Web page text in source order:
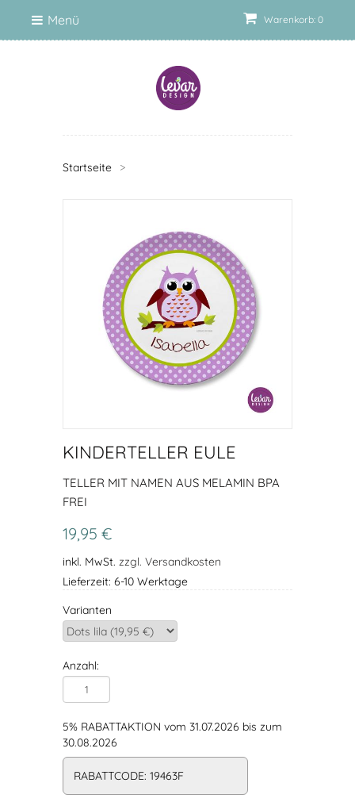
Warenkorb: 0
Menü
Startseite >
KINDERTELLER EULE
TELLER MIT NAMEN AUS MELAMIN BPA
FREI
19,95 €
inkl. MwSt. zzgl. Versandkosten
Lieferzeit: 6-10 Werktage
Varianten
Anzahl:
5% RABATTAKTION vom 31.07.2026 bis zum
30.08.2026
RABATTCODE: 19463F